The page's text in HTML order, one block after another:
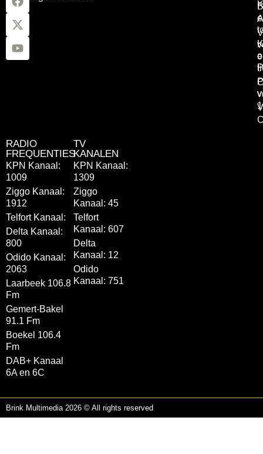
RADIO
FREQUENTIES
KPN Kanaal:
1009
Ziggo Kanaal:
1912
Telfort Kanaal:
Delta Kanaal:
800
Odido Kanaal:
2063
Laarbeek 106.8
Fm
Gemert-Bakel
91.1 Fm
Boekel 106.4
Fm
DAB+ Kanaal
6A en 6C
TV
KANALEN
KPN Kanaal:
1309
Ziggo
Kanaal: 45
Telfort
Kanaal: 607
Delta
Kanaal: 12
Odido
Kanaal: 751
Brink Multimedia 2026 © All rights reserved